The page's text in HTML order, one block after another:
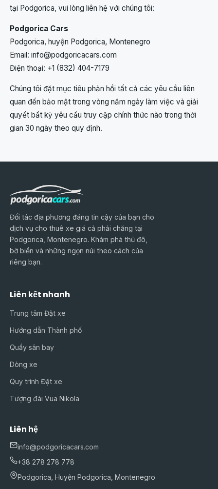
tại Podgorica, vui lòng liên hệ với chúng tôi:
Podgorica Cars
Podgorica, huyện Podgorica, Montenegro
Email: info@podgoricacars.com
Điện thoại: +1 (832) 404-7179
Chúng tôi đặt mục tiêu phản hồi tất cả các yêu cầu liên
quan đến bảo mật trong vòng năm ngày làm việc và giải
quyết bất kỳ yêu cầu truy cập chính thức nào trong thời
gian 30 ngày theo quy định.
Đối tác địa phương đáng tin cậy của bạn cho
dịch vụ cho thuê xe giá cả phải chăng tại
Podgorica, Montenegro. Khám phá thủ đô,
bờ biển và những ngọn núi theo cách của
riêng bạn.
Liên kết nhanh
Trung tâm Đặt xe
Hướng dẫn Thành phố
Quầy sân bay
Dòng xe
Quy trình Đặt xe
Tượng đài Vua Nikola
Liên hệ
info@podgoricacars.com
+38 278 278 778
Podgorica, Huyện Podgorica, Montenegro